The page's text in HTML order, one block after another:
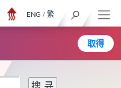
取得
ENG / 繁